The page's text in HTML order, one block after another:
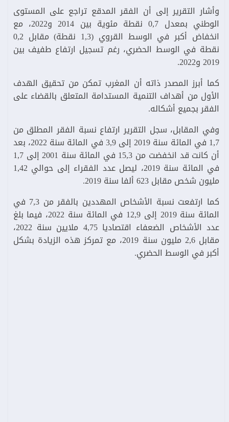
وأشار التقرير إلى أن الفقر المدقع تراجع على المستوى
الوطني بمعدل 0,7 نقطة مئوية بين 2014 و2022، مع
انخفاض أكبر في الوسط القروي (1,3 نقطة) مقابل 0,2
نقطة في الوسط الحضري، رغم تسجيل ارتفاع طفيف بين
2019 و2022.
كما أبرز المصدر ذاته أن المغرب تمكن من تحقيق الهدف
الأول من أهداف التنمية المستدامة المتعلق بالقضاء على
الفقر بجميع أشكاله.
وفي المقابل، سجل التقرير ارتفاع نسبة الفقر المطلق من
1,7 في المائة سنة 2019 إلى 3,9 في المائة سنة 2022، بعد
أن كانت قد انخفضت من 15,3 في المائة سنة 2001 إلى 1,7
في المائة سنة 2019، ليصل عدد الفقراء إلى حوالي 1,42
مليون شخص مقابل 623 ألفا سنة 2019.
كما ارتفعت نسبة الأشخاص المهددين بالفقر من 7,3 في
المائة سنة 2019 إلى 12,9 في المائة سنة 2022، فيما بلغ
عدد الأشخاص الضعفاء اقتصاديا 4,75 ملايين سنة 2022،
مقابل 2,6 مليون سنة 2019، مع تمركز هذه الزيادة بشكل
أكبر في الوسط الحضري.